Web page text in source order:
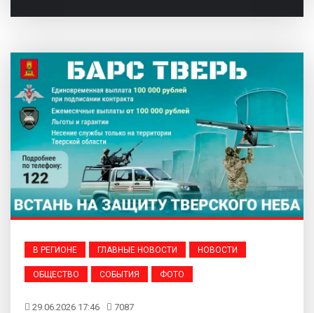
В РЕГИОНЕ ГЛАВНЫЕ НОВОСТИ НОВОСТИ
ОБЩЕСТВО СОБЫТИЯ ФОТО
29.06.2026 17:46 7087